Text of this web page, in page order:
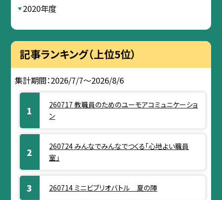
2020年度
記事ランキング（上位5位）
集計期間：2026/7/7～2026/8/6
260717 教職員のためのユーモアコミュニケーショ
ン
260724 みんなでみんなでつくる「心地よい職員
室」
260714 ミニビブリオバトル 夏の陣